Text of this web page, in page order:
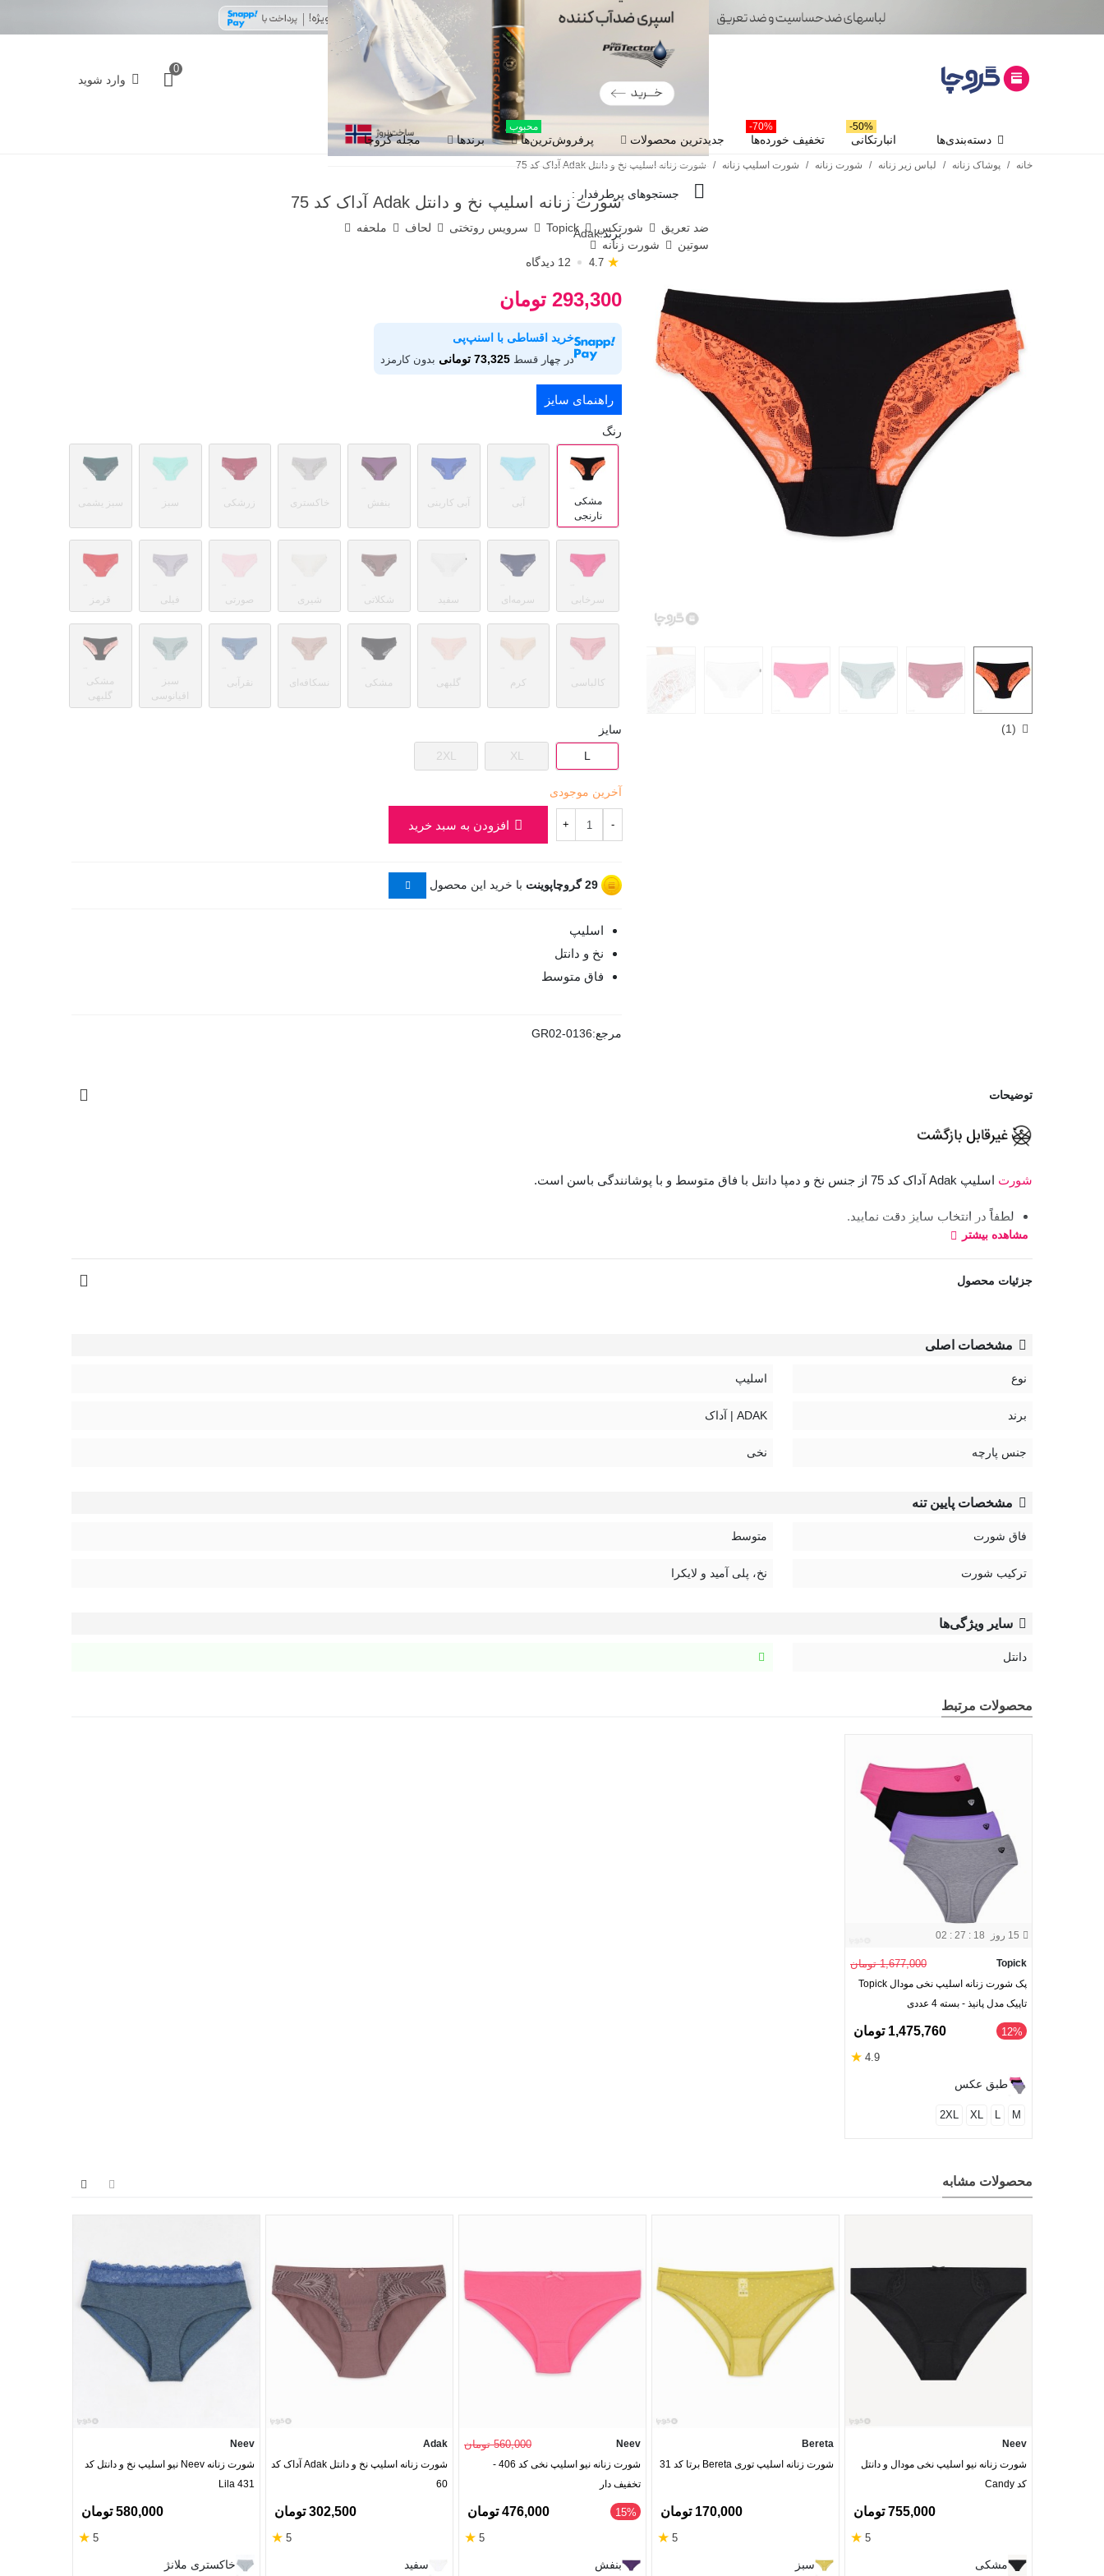
جستجوهای پرطرفدار :
ضد تعریق شورتکس Topick سرویس روتختی لحاف
ملحفه
سوتین
شورت زنانه
0
وارد شوید
دسته‌بندی‌ها انبارتکانی
50%-
تخفیف خورده‌ها
70%-
جدیدترین محصولات پرفروش‌ترین‌ها
محبوب
برندها مجله گروچا
خانه / پوشاک زنانه / لباس زیر زنانه / شورت زنانه / شورت اسلیپ زنانه / شورت زنانه اسلیپ نخ و دانتل Adak آداک کد 75
(
1
)
شورت زنانه اسلیپ نخ و دانتل Adak آداک کد 75
برند:Adak
4.7 ★ 12 دیدگاه
293,300 تومان
خرید اقساطی با اسنپ‌پی
در چهار قسط 73,325 تومانی بدون کارمزد
راهنمای سایز
رنگ
آبی آبی کاربنی بنفش خاکستری زرشکی سبز سبز یشمی
سرخابی سرمه‌ای سفید شکلاتی شیری صورتی فیلی قرمز
کالباسی کرم گلبهی مشکی نسکافه‌ای نقرآبی
مشکی
نارنجی
سبز
اقیانوسی
مشکی
گلبهی
سایز
L
XL
2XL
آخرین موجودی
-
+ افزودن به سبد خرید
29گروچاپوینت با خرید این محصول
اسلیپ
نخ و دانتل
فاق متوسط
مرجع:GR02-0136
توضیحات
شورت اسلیپ Adak آداک کد 75 از جنس نخ و دمپا دانتل با فاق متوسط و با پوشانندگی باسن است.
لطفاً در انتخاب سایز دقت نمایید.
برای انتخاب سایز از «راهنمای سایز» کمک بگیرید.
در صورت نیاز به راهنمایی بیشتر از «چت آنلاین» سایت کمک بگیرید.
لباس‌ های زیر قابل تعویض و بازگرداندن نیستند.
75
راهنمای نگهداری محصولات آداک:
مشاهده بیشتر
جزئیات محصول
مشخصات اصلی
نوع اسلیپ
برند ADAK | آداک
جنس پارچه نخی
مشخصات پایین تنه
فاق شورت متوسط
ترکیب شورت نخ، پلی آمید و لایکرا
سایر ویژگی‌ها
دانتل
محصولات مرتبط
15 روز 02 : 27 : 17
Topick 1,677,000 تومان
پک شورت زنانه اسلیپ نخی مودال Topick
تاپیک مدل پانیذ - بسته 4 عددی
‎12% 1,475,760 تومان
4.9
★
طبق عکس
M
L
XL
2XL
محصولات مشابه
Neev
شورت زنانه نیو اسلیپ نخی مودال و دانتل
کد Candy
755,000 تومان
5
★
مشکی
Bereta
شورت زنانه اسلیپ توری Bereta برتا کد 31
170,000 تومان
5
★
سبز
Neev 560,000 تومان
شورت زنانه نیو اسلیپ نخی کد 406 -
تخفیف دار
15% 476,000 تومان
5
★
بنفش
Adak
شورت زنانه اسلیپ نخ و دانتل Adak آداک کد
60
302,500 تومان
5
★
سفید
Neev
شورت زنانه Neev نیو اسلیپ نخ و دانتل کد
Lila 431
580,000 تومان
5
★
خاکستری ملانژ